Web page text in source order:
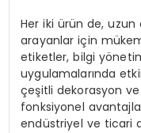
Her iki ürün de,
arayanlar için
etiketler, bilgi
uygulamalarında
çeşitli dekorasyon
fonksiyonel
endüstriyel ve ticari